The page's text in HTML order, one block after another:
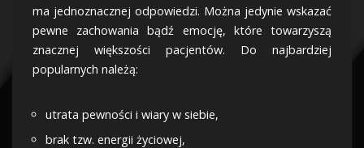
ma jednoznacznej odpowiedzi. Można jedynie wskazać
pewne zachowania bądź emocję, które towarzyszą
znacznej większości pacjentów. Do najbardziej
popularnych należą:
utrata pewności i wiary w siebie,
brak tzw. energii życiowej,